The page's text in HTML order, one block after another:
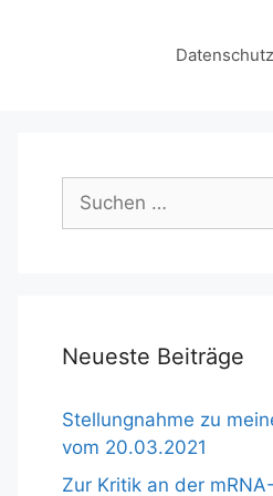
Suchen
nach:
Neueste Beiträge
Stellungnahme zu
vom 20.03.2021
Zur Kritik an der